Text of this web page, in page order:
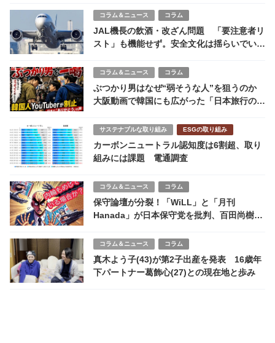
コラム＆ニュース コラム
JAL機長の飲酒・改ざん問題 「要注意者リ
スト」も機能せず。安全文化は揺らいでいる
コラム＆ニュース コラム
ぶつかり男はなぜ“弱そうな人”を狙うのか
大阪動画で韓国にも広がった「日本旅行の不
サステナブルな取り組み ESGの取り組み
カーボンニュートラル認知度は6割超、取り
組みには課題 電通調査
コラム＆ニュース コラム
保守論壇が分裂！「WiLL」と「月刊
Hanada」が日本保守党を批判、百田尚樹氏
コラム＆ニュース コラム
真木よう子(43)が第2子出産を発表 16歳年
下パートナー葛飾心(27)との現在地と歩み